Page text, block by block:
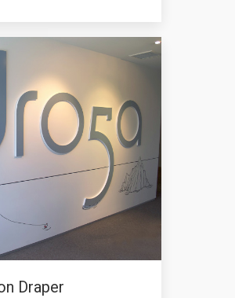
Draper